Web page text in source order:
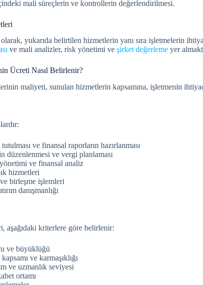
mali süreçlerin ve kontrollerin değerlendirilmesi.
yukarıda belirtilen hizmetlerin yanı sıra işletmelerin
ve mali analizler, risk yönetimi ve şirket değerleme yer
Ücreti Nasıl Belirlenir?
maliyeti, sunulan hizmetlerin kapsamına, işletmenin
ve finansal raporların hazırlanması
düzenlenmesi ve vergi planlaması
ve finansal analiz
hizmetleri
birleşme işlemleri
danışmanlığı
aşağıdaki kriterlere göre belirlenir:
ve büyüklüğü
ve karmaşıklığı
ve uzmanlık seviyesi
ortamı